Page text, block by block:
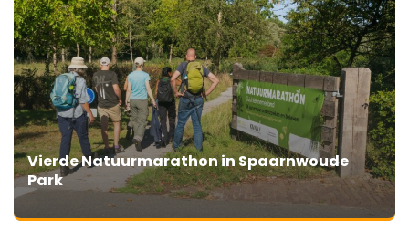
Vierde Natuurmarathon in Spaarnwoude
Park